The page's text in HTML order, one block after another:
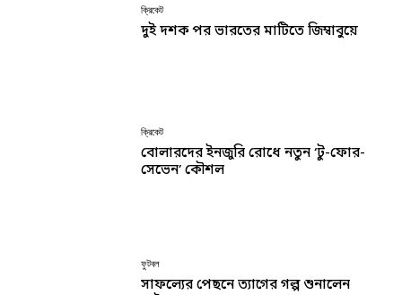
ক্রিকেট
দুই দশক পর ভারতের মাটিতে জিম্বাবুয়ে
ক্রিকেট
বোলারদের ইনজুরি রোধে নতুন ‘টু-ফোর-
সেভেন’ কৌশল
ফুটবল
সাফল্যের পেছনে ত্যাগের গল্প শুনালেন